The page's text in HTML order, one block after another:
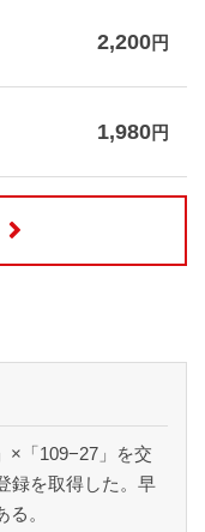
2,200円
1,980円
×「109−27」を交
録を取得した。早
。